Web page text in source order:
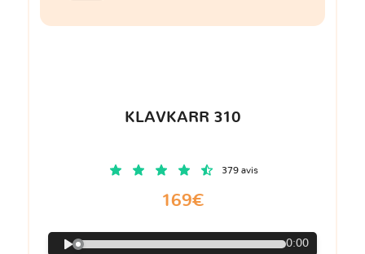
KLAVKARR 310
379 avis
169€
0:00